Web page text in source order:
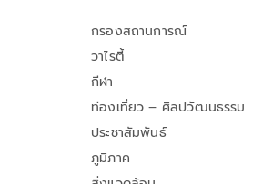
กรองสถานการณ์
วาไรตี้
กีฬา
ท่องเที่ยว – ศิลปวัฒนธรรม
ประชาสัมพันธ์
ภูมิภาค